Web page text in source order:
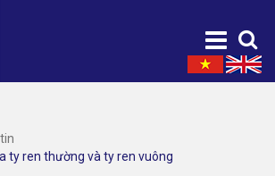
ty ren thường và ty ren vuông